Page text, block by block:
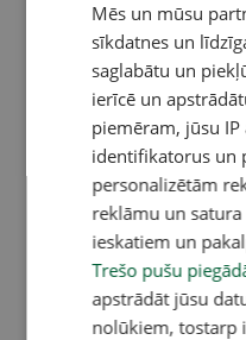
Mēs un mūsu
sīkdatnes un
saglabātu un
ierīcē un
piemēram, jūsu
identifikatorus un
personalizētām
reklāmu un
ieskatiem un
Trešo pušu
apstrādāt jūsu
nolūkiem, tostarp